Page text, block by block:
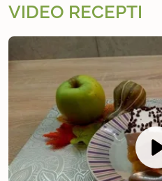
VIDEO RECEPTI